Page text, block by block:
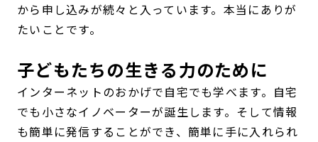
から申し込みが続々と入っています。本当にありが
たいことです。
子どもたちの生きる力のために
インターネットのおかげで自宅でも学べます。自宅
でも小さなイノベーターが誕生します。そして情報
も簡単に発信することができ、簡単に手に入れられ